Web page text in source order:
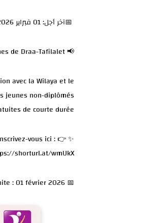
📅آخر أجل: 01 فبراير 2026
📢 Formation gratuite pour les jeunes de Draa-Tafilalet
avec la Wilaya et le
jeunes non-diplômés
de courte durée.
vous ici : 👉
shorturl.at/wmUkX
📅 Date limite : 01 février 2026